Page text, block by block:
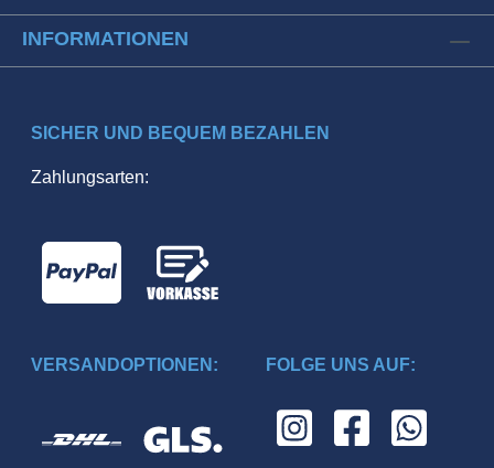
INFORMATIONEN
SICHER UND BEQUEM BEZAHLEN
Zahlungsarten:
VERSANDOPTIONEN: FOLGE UNS AUF: